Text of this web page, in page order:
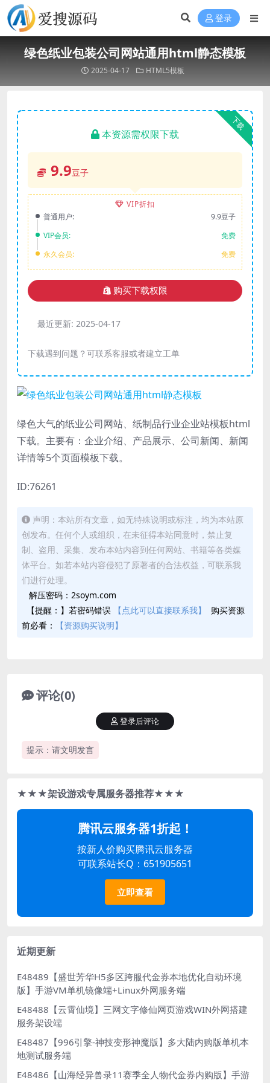
登录
绿色纸业包装公司网站通用html静态模板
2025-04-17 HTML5模板
下载
本资源需权限下载
9.9豆子
VIP折扣
普通用户:
9.9豆子
VIP会员:
免费
永久会员:
免费
购买下载权限
最近更新: 2025-04-17
下载遇到问题？可联系客服或者建立工单
绿色大气的纸业公司网站、纸制品行业企业站模板html
下载。主要有：企业介绍、产品展示、公司新闻、新闻
详情等5个页面模板下载。
ID:76261
声明：本站所有文章，如无特殊说明或标注，均为本站原
创发布。任何个人或组织，在未征得本站同意时，禁止复
制、盗用、采集、发布本站内容到任何网站、书籍等各类媒
体平台。如若本站内容侵犯了原著者的合法权益，可联系我
们进行处理。
解压密码：2soym.com
【提醒：】若密码错误
【点此可以直接联系我】
购买资源
前必看：
【资源购买说明】
评论(0)
提示：请文明发言
登录后评论
★★★架设游戏专属服务器推荐★★★
腾讯云服务器1折起！
按新人价购买腾讯云服务器
可联系站长Q：651905651
立即查看
近期更新
E48489【盛世芳华H5多区跨服代金券本地优化自动环境
版】手游VM单机镜像端+Linux外网服务端
E48488【云霄仙境】三网文字修仙网页游戏WIN外网搭建
服务架设端
E48487【996引擎-神技变形神魔版】多大陆内购版单机本
地测试服务端
E48486【山海经异兽录11赛季全人物代金券内购版】手游